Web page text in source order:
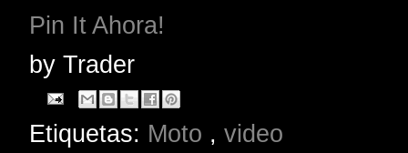
Pin It Ahora!
by Trader
Etiquetas: Moto , video